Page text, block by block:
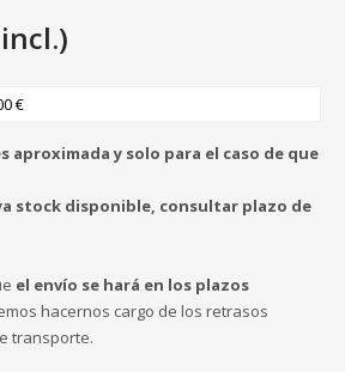
€
aproximada y solo para el caso de que
stock disponible, consultar plazo de
el envío se hará en los plazos
hacernos cargo de los retrasos
transporte.